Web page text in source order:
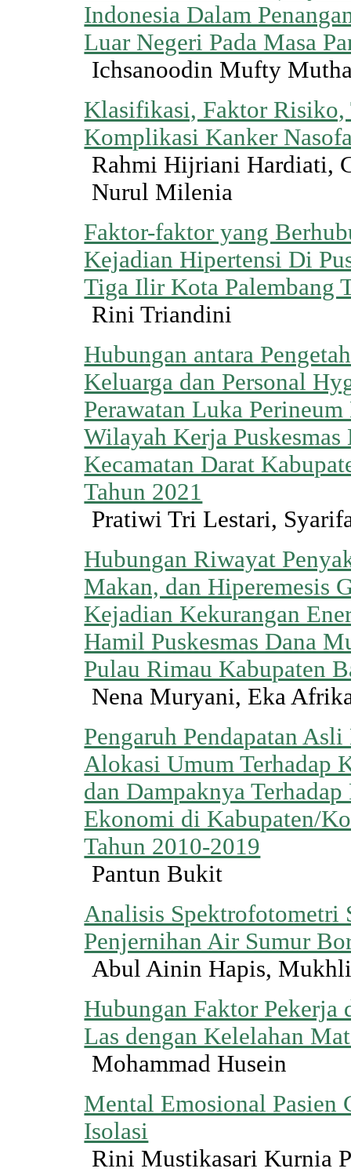
Indonesia Dalam
Luar Negeri Pada Masa
Ichsanoodin Mufty
Klasifikasi, Faktor Risiko,
Komplikasi Kanker
Rahmi Hijriani Hardiati,
Nurul Milenia
Faktor-faktor yang
Kejadian Hipertensi Di
Tiga Ilir Kota Palembang
Rini Triandini
Hubungan antara
Keluarga dan Personal
Perawatan Luka
Wilayah Kerja
Kecamatan Darat
Tahun 2021
Pratiwi Tri Lestari,
Hubungan Riwayat
Makan, dan Hiperemesis
Kejadian Kekurangan
Hamil Puskesmas Dana
Pulau Rimau Kabupaten
Nena Muryani, Eka
Pengaruh Pendapatan
Alokasi Umum Terhadap
dan Dampaknya
Ekonomi di Kabupaten/
Tahun 2010-2019
Pantun Bukit
Analisis Spektrofotometri
Penjernihan Air Sumur
Abul Ainin Hapis,
Hubungan Faktor Pekerja
Las dengan Kelelahan
Mohammad Husein
Mental Emosional Pasien
Isolasi
Rini Mustikasari Kurnia